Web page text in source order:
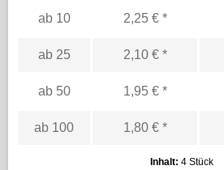
ab 10 2,25 € *
ab 25 2,10 € *
ab 50 1,95 € *
ab 100 1,80 € *
Inhalt: 4 Stück